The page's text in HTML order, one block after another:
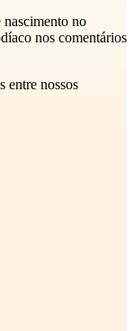
nascimento no
nos comentários
entre nossos